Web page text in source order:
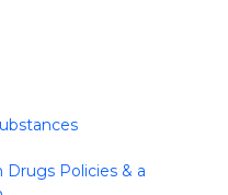
Drugs Policies & a